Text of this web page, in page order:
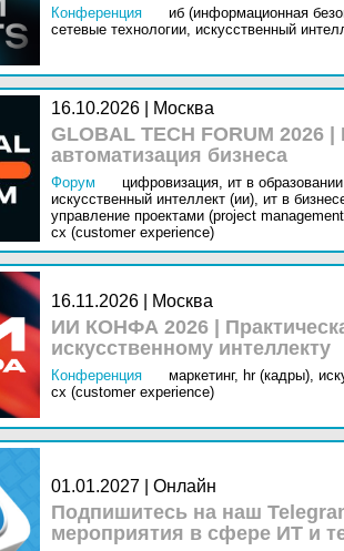
Конференция
иб (информационная
сетевые технологии, искусственный
16.10.2026 | Москва
GLOBAL TECH FORUM
автоматизация бизнеса
Форум цифровизация, ит в
искусственный интеллект (ии), ит в
управление проектами (project
cx (customer experience)
16.11.2026 | Москва
ИИ КОНФА 2026 |
искусственному интеллекту
Конференция маркетинг, hr (кадры),
cx (customer experience)
01.01.2027 | Онлайн
Подпишитесь на наш
мероприятия в сфере ИТ и